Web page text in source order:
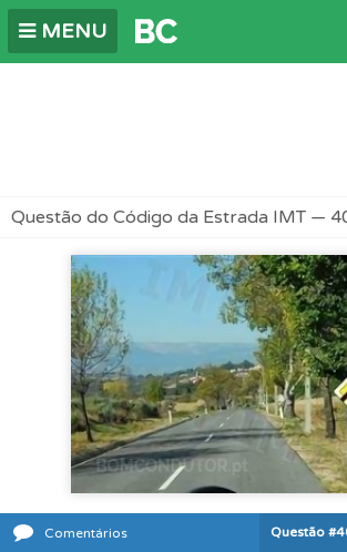
MENU
Questão do Código da Estrada IMT —
Comentários Questão